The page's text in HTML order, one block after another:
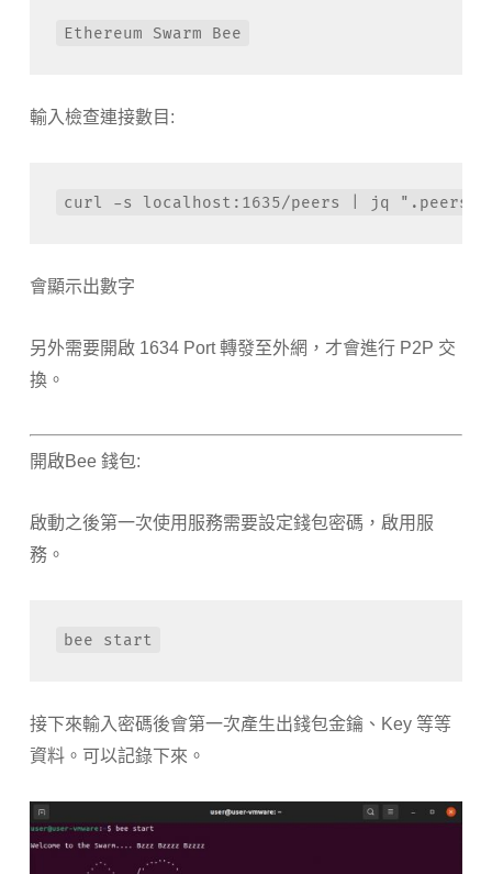
Ethereum Swarm Bee
輸入檢查連接數目:
curl -s localhost:1635/peers | jq ".peers
會顯示出數字
另外需要開啟 1634 Port 轉發至外網，才會進行 P2P 交
換。
開啟Bee 錢包:
啟動之後第一次使用服務需要設定錢包密碼，啟用服
務。
bee start
接下來輸入密碼後會第一次產生出錢包金鑰、Key 等等
資料。可以記錄下來。